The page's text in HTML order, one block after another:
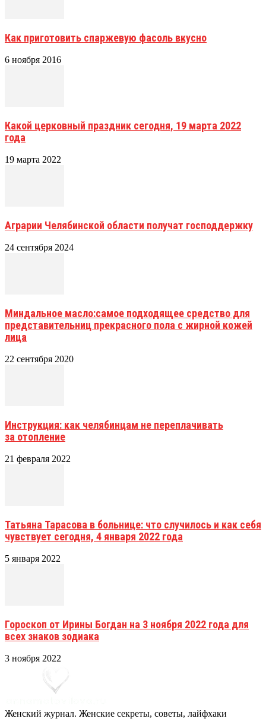
Как приготовить спаржевую фасоль вкусно
6 ноября 2016
Какой церковный праздник сегодня, 19 марта 2022
года
19 марта 2022
Аграрии Челябинской области получат господдержку
24 сентября 2024
Миндальное масло:самое подходящее средство для
представительниц прекрасного пола с жирной кожей
лица
22 сентября 2020
Инструкция: как челябинцам не переплачивать
за отопление
21 февраля 2022
Татьяна Тарасова в больнице: что случилось и как себя
чувствует сегодня, 4 января 2022 года
5 января 2022
Гороскоп от Ирины Богдан на 3 ноября 2022 года для
всех знаков зодиака
3 ноября 2022
Женский журнал. Женские секреты, советы, лайфхаки